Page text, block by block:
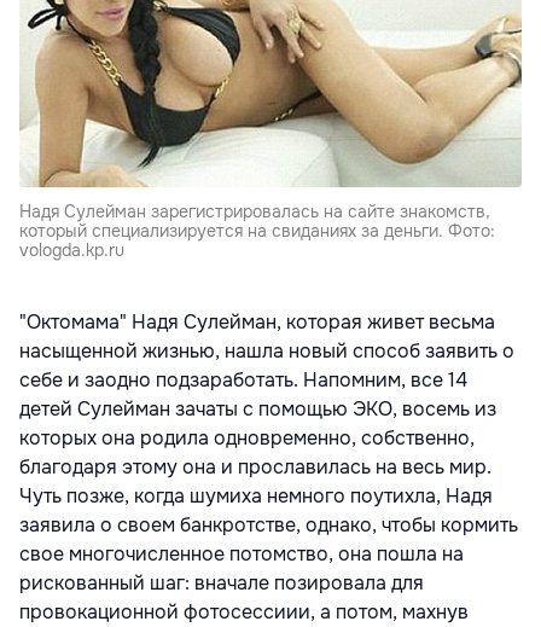
Надя Сулейман зарегистрировалась на сайте знакомств,
который специализируется на свиданиях за деньги. Фото:
vologda.kp.ru
"Октомама" Надя Сулейман, которая живет весьма
насыщенной жизнью, нашла новый способ заявить о
себе и заодно подзаработать. Напомним, все 14
детей Сулейман зачаты с помощью ЭКО, восемь из
которых она родила одновременно, собственно,
благодаря этому она и прославилась на весь мир.
Чуть позже, когда шумиха немного поутихла, Надя
заявила о своем банкротстве, однако, чтобы кормить
свое многочисленное потомство, она пошла на
рискованный шаг: вначале позировала для
провокационной фотосессиии, а потом, махнув